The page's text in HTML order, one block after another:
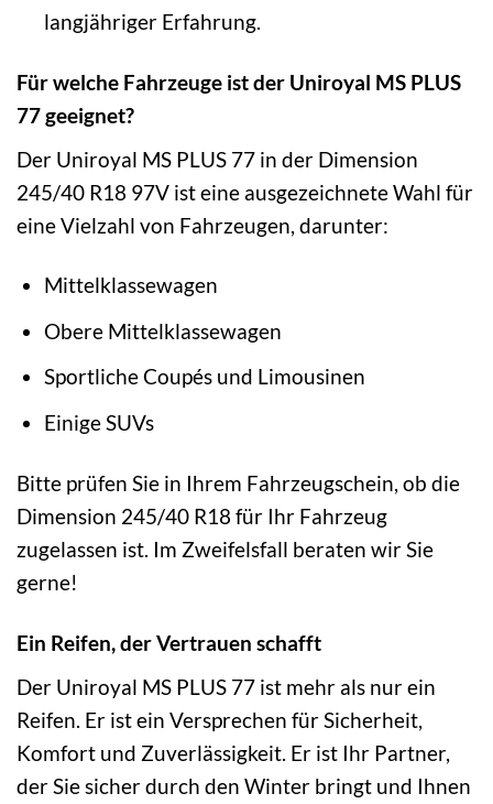
langjähriger Erfahrung.
Für welche Fahrzeuge ist der Uniroyal MS PLUS
77 geeignet?
Der Uniroyal MS PLUS 77 in der Dimension
245/40 R18 97V ist eine ausgezeichnete Wahl für
eine Vielzahl von Fahrzeugen, darunter:
Mittelklassewagen
Obere Mittelklassewagen
Sportliche Coupés und Limousinen
Einige SUVs
Bitte prüfen Sie in Ihrem Fahrzeugschein, ob die
Dimension 245/40 R18 für Ihr Fahrzeug
zugelassen ist. Im Zweifelsfall beraten wir Sie
gerne!
Ein Reifen, der Vertrauen schafft
Der Uniroyal MS PLUS 77 ist mehr als nur ein
Reifen. Er ist ein Versprechen für Sicherheit,
Komfort und Zuverlässigkeit. Er ist Ihr Partner,
der Sie sicher durch den Winter bringt und Ihnen